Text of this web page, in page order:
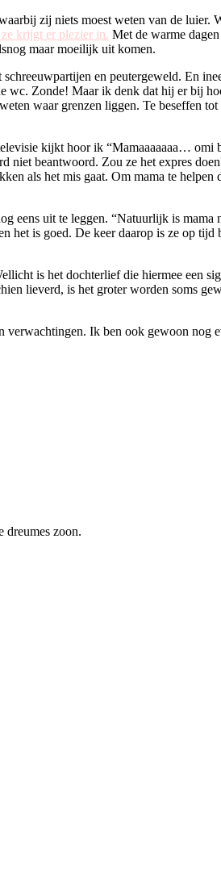
zij niets moest weten van de luier.
krijgt er plezier in. Met de warme
maar moeilijk uit komen.
en peutergeweld. En
wc. Zonde! Maar ik denk dat hij er bij
waar grenzen liggen. Te beseffen tot
kijkt hoor ik “Mamaaaaaaa… omi
niet beantwoord. Zou ze het expres
als het mis gaat. Om mama te
eens uit te leggen. “Natuurlijk is
het is goed. De keer daarop is ze op
is het dochterlief die hiermee een
lieverd, is het groter worden soms
verwachtingen. Ik ben ook gewoon nog
dreumes zoon.